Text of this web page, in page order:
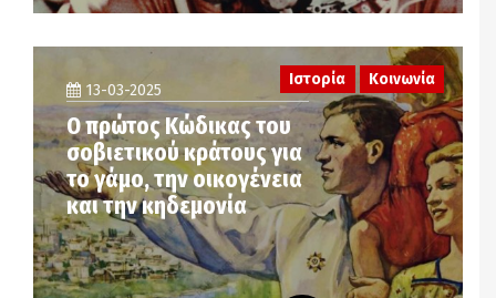
13-03-2025
Ο πρώτος Κώδικας του
σοβιετικού κράτους για
το γάμο, την οικογένεια
και την κηδεμονία
Ιστορία Κοινωνία